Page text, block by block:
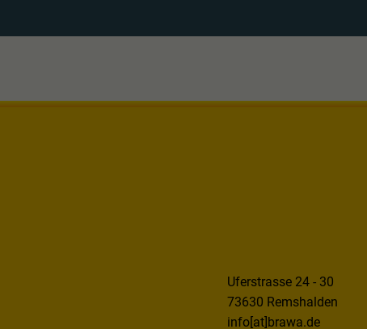
Uferstrasse 24 - 30
73630 Remshalden
info[at]brawa.de